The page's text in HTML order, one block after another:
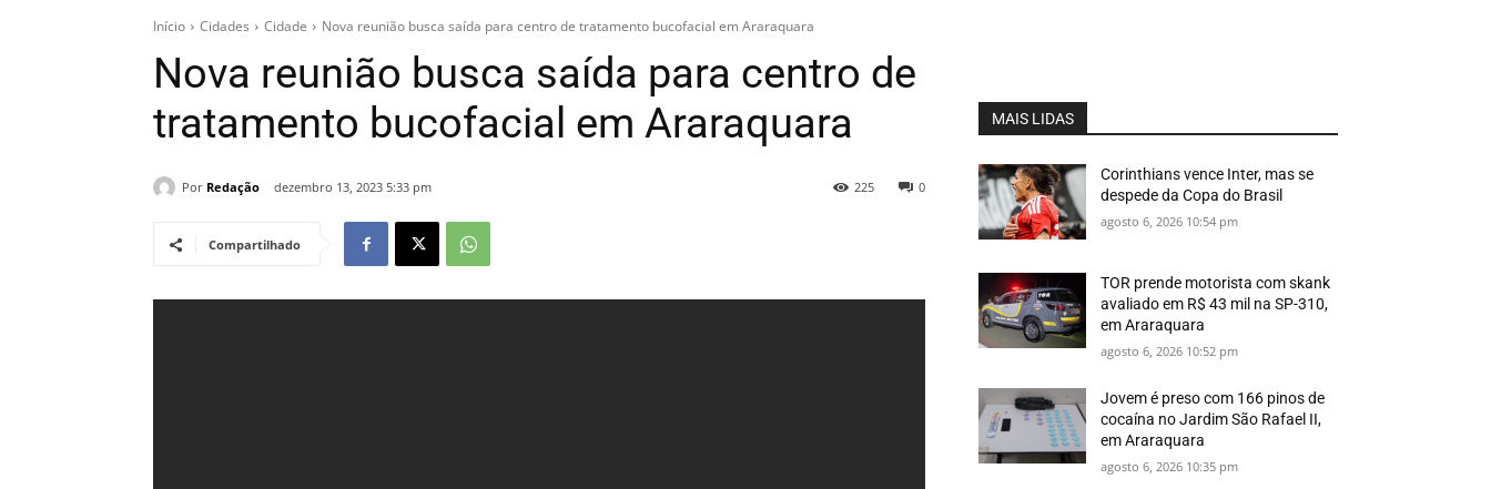
Início Cidades Cidade Nova reunião busca saída para centro de tratamento bucofacial em Araraquara
Nova reunião busca saída para centro de
tratamento bucofacial em Araraquara
Por Redação dezembro 13, 2023 5:33 pm 0
225
Compartilhado
MAIS LIDAS
Corinthians vence Inter, mas se
despede da Copa do Brasil
agosto 6, 2026 10:54 pm
TOR prende motorista com skank
avaliado em R$ 43 mil na SP-310,
em Araraquara
agosto 6, 2026 10:52 pm
Jovem é preso com 166 pinos de
cocaína no Jardim São Rafael II,
em Araraquara
agosto 6, 2026 10:35 pm